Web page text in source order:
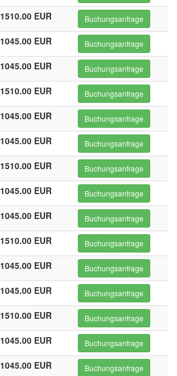
1510.00 EUR Buchungsanfrage
1045.00 EUR Buchungsanfrage
1045.00 EUR Buchungsanfrage
1510.00 EUR Buchungsanfrage
1045.00 EUR Buchungsanfrage
1045.00 EUR Buchungsanfrage
1510.00 EUR Buchungsanfrage
1045.00 EUR Buchungsanfrage
1045.00 EUR Buchungsanfrage
1510.00 EUR Buchungsanfrage
1045.00 EUR Buchungsanfrage
1045.00 EUR Buchungsanfrage
1510.00 EUR Buchungsanfrage
1045.00 EUR Buchungsanfrage
1045.00 EUR Buchungsanfrage